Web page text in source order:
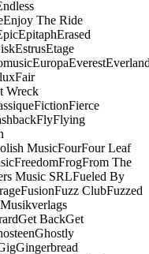
Enjoy The Ride
EpitaphErased
EstrusEtage
EuropaEverest
Fair
Wreck
FictionFierce
FlyFlying
MusicFourFour Leaf
FreedomFrogFrom The
Music SRLFueled By
FusionFuzz ClubFuzzed
Get BackGet
Ghostly
Gingerbread